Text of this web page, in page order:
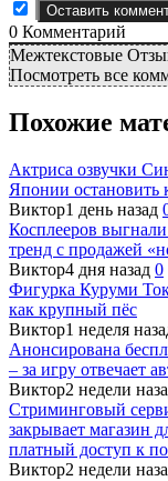
0 Комментарий
Межтекстовые
Посмотреть все
Похожие
Актриса озвучки
Японии остановить
Виктор1 день назад
Косплееров
тренд с продажей
Виктор4 дня назад 0
Фигурка Куруми
как крупный пёс
Виктор1 неделя
Анонсирована
– за игру отвечает
Виктор2 недели
Стриминговый
закрывает магазин
платный доступ к
Виктор2 недели